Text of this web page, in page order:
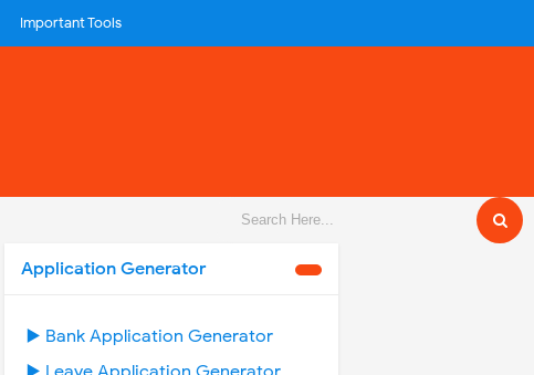
Important Tools
Application Generator
▶️ Bank Application Generator